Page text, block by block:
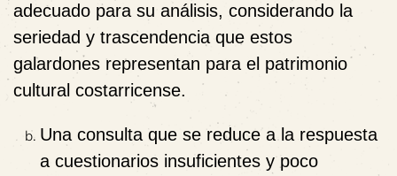
adecuado para su análisis, considerando la
seriedad y trascendencia que estos
galardones representan para el patrimonio
cultural costarricense.
Una consulta que se reduce a la respuesta
a cuestionarios insuficientes y poco